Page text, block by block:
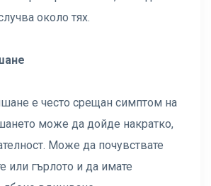
около тях.
е често срещан симптом на
може да дойде накратко,
Може да почувствате
или гърлото и да имате